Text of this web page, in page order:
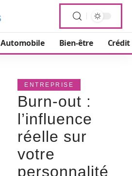
Automobile Bien-être Crédit
ENTREPRISE
Burn-out :
l’influence
réelle sur
votre
personnalité